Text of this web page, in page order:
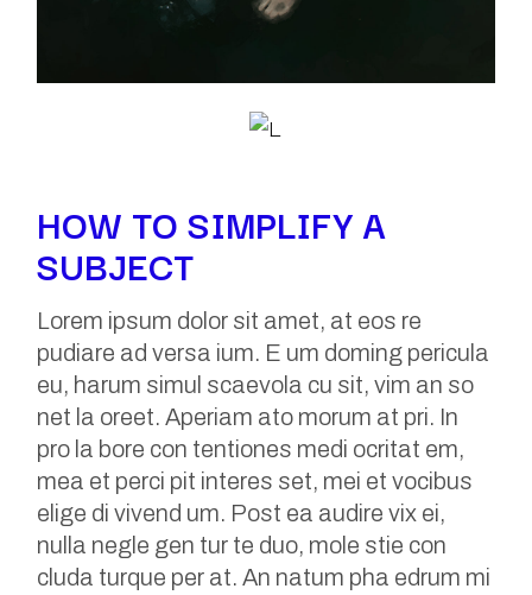
HOW TO SIMPLIFY A
SUBJECT
Lorem ipsum dolor sit amet, at eos re
pudiare ad versa ium. E um doming pericula
eu, harum simul scaevola cu sit, vim an so
net la oreet. Aperiam ato morum at pri. In
pro la bore con tentiones medi ocritat em,
mea et perci pit interes set, mei et vocibus
elige di vivend um. Post ea audire vix ei,
nulla negle gen tur te duo, mole stie con
cluda turque per at. An natum pha edrum mi